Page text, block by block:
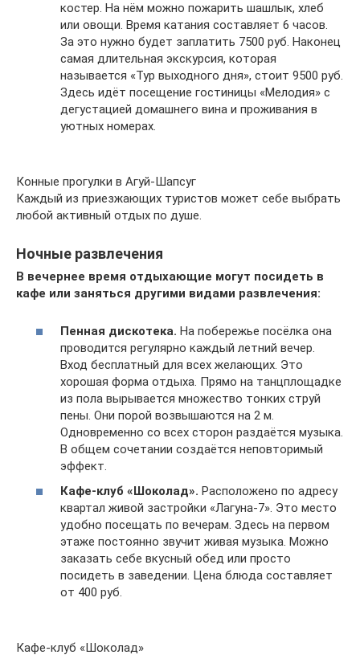
костер. На нём можно пожарить шашлык, хлеб
или овощи. Время катания составляет 6 часов.
За это нужно будет заплатить 7500 руб. Наконец
самая длительная экскурсия, которая
называется «Тур выходного дня», стоит 9500 руб.
Здесь идёт посещение гостиницы «Мелодия» с
дегустацией домашнего вина и проживания в
уютных номерах.
Конные прогулки в Агуй-Шапсуг
Каждый из приезжающих туристов может себе выбрать
любой активный отдых по душе.
Ночные развлечения
В вечернее время отдыхающие могут посидеть в
кафе или заняться другими видами развлечения:
Пенная дискотека. На побережье посёлка она
проводится регулярно каждый летний вечер.
Вход бесплатный для всех желающих. Это
хорошая форма отдыха. Прямо на танцплощадке
из пола вырывается множество тонких струй
пены. Они порой возвышаются на 2 м.
Одновременно со всех сторон раздаётся музыка.
В общем сочетании создаётся неповторимый
эффект.
Кафе-клуб «Шоколад». Расположено по адресу
квартал живой застройки «Лагуна-7». Это место
удобно посещать по вечерам. Здесь на первом
этаже постоянно звучит живая музыка. Можно
заказать себе вкусный обед или просто
посидеть в заведении. Цена блюда составляет
от 400 руб.
Кафе-клуб «Шоколад»